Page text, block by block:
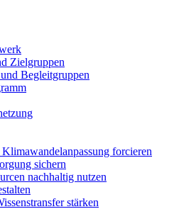
Zielgruppen
Begleitgruppen
forcieren
sichern
nachhaltig nutzen
stärken